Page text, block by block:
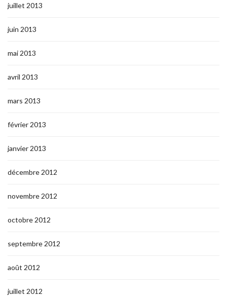
juillet 2013
juin 2013
mai 2013
avril 2013
mars 2013
février 2013
janvier 2013
décembre 2012
novembre 2012
octobre 2012
septembre 2012
août 2012
juillet 2012